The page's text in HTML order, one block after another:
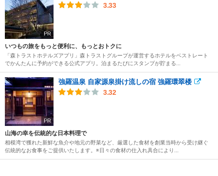
PR
3.33
いつもの旅をもっと便利に、もっとおトクに
「森トラストホテルズアプリ」森トラストグループが運営するホテルをベストレート
でかんたんに予約ができる公式アプリ。泊まるたびにスタンプが貯まる...
PR
強羅温泉 自家源泉掛け流しの宿 強羅環翠楼
3.32
山海の幸を伝統的な日本料理で
相模湾で獲れた新鮮な魚介や地元の野菜など、厳選した食材を創業当時から受け継ぐ
伝統的なお食事をご提供いたします。※日々の食材の仕入れ具合により...